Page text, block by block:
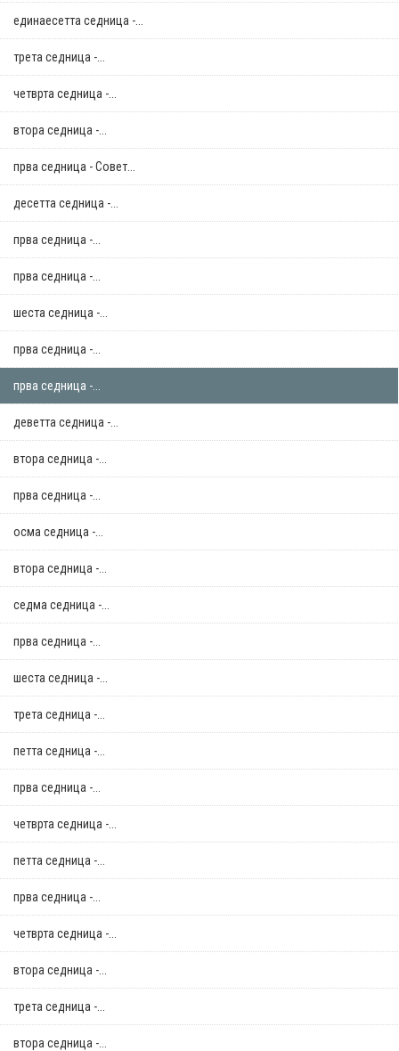
единаесетта седница -...
трета седница -...
четврта седница -...
втора седница -...
прва седница - Совет...
десетта седница -...
прва седница -...
прва седница -...
шеста седница -...
прва седница -...
прва седница -...
деветта седница -...
втора седница -...
прва седница -...
осма седница -...
втора седница -...
седма седница -...
прва седница -...
шеста седница -...
трета седница -...
петта седница -...
прва седница -...
четврта седница -...
петта седница -...
прва седница -...
четврта седница -...
втора седница -...
трета седница -...
втора седница -...